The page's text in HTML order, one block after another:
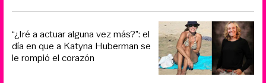
“¿Iré a actuar alguna vez más?”: el
día en que a Katyna Huberman se
le rompió el corazón